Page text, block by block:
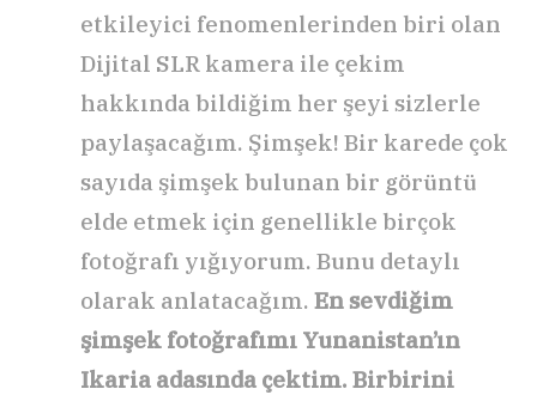
etkileyici fenomenlerinden biri olan
Dijital SLR kamera ile çekim
hakkında bildiğim her şeyi sizlerle
paylaşacağım. Şimşek! Bir karede çok
sayıda şimşek bulunan bir görüntü
elde etmek için genellikle birçok
fotoğrafı yığıyorum. Bunu detaylı
olarak anlatacağım. En sevdiğim
şimşek fotoğrafımı Yunanistan’ın
Ikaria adasında çektim. Birbirini